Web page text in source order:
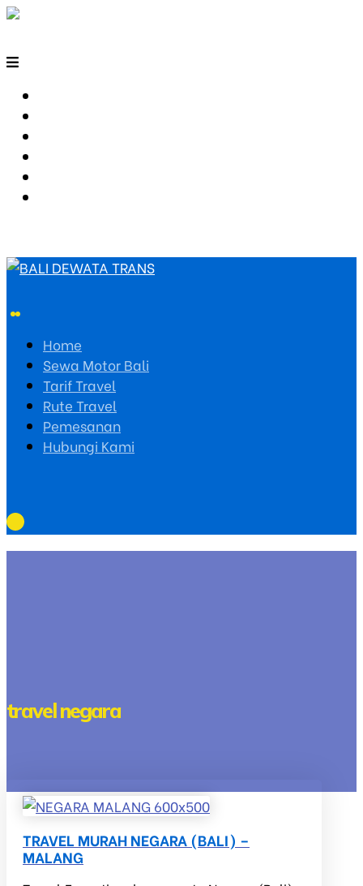
Home
Sewa Motor Bali
Tarif Travel
Rute Travel
Pemesanan
Hubungi Kami
travel negara
TRAVEL MURAH NEGARA (BALI) –
MALANG